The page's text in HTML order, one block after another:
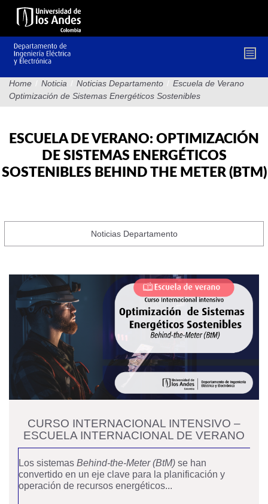
Pasar
contenido
principal
Home / Noticia / Noticias Departamento / Escuela de Verano
Optimización de Sistemas Energéticos Sostenibles
ESCUELA DE VERANO: OPTIMIZACIÓN
DE SISTEMAS ENERGÉTICOS
SOSTENIBLES BEHIND THE METER (BTM)
Noticias Departamento
CURSO INTERNACIONAL INTENSIVO –
ESCUELA INTERNACIONAL DE VERANO
Los sistemas Behind‑the‑Meter (BtM) se han
convertido en un eje clave para la planificación y
operación de recursos energéticos...